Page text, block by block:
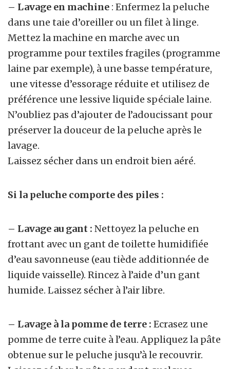
– Lavage en machine : Enfermez la peluche
dans une taie d’oreiller ou un filet à linge.
Mettez la machine en marche avec un
programme pour textiles fragiles (programme
laine par exemple), à une basse température,
une vitesse d’essorage réduite et utilisez de
préférence une lessive liquide spéciale laine.
N’oubliez pas d’ajouter de l’adoucissant pour
préserver la douceur de la peluche après le
lavage.
Laissez sécher dans un endroit bien aéré.
Si la peluche comporte des piles :
– Lavage au gant : Nettoyez la peluche en
frottant avec un gant de toilette humidifiée
d’eau savonneuse (eau tiède additionnée de
liquide vaisselle). Rincez à l’aide d’un gant
humide. Laissez sécher à l’air libre.
– Lavage à la pomme de terre : Ecrasez une
pomme de terre cuite à l’eau. Appliquez la pâte
obtenue sur le peluche jusqu’à le recouvrir.